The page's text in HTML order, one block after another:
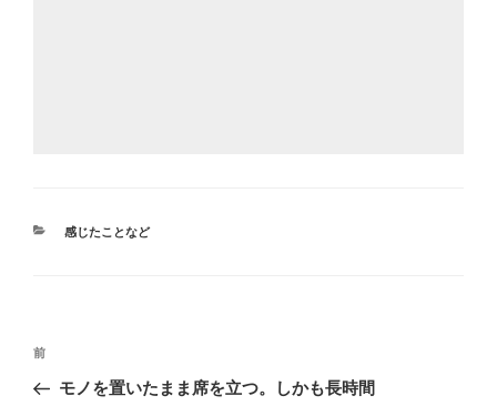
カ
感じたことなど
投
ナ
前
の
前
モノを置いたまま席を立つ。しかも長時間